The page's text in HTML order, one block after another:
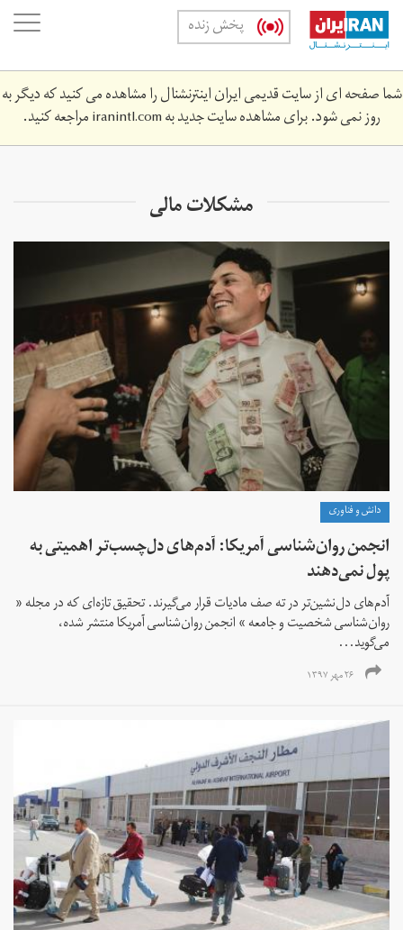
Skip
main
content
پخش زنده
شما صفحه ای از سایت قدیمی ایران اینترنشنال را مشاهده می کنید که دیگر به
روز نمی شود. برای مشاهده سایت جدید بهiranintl.comمراجعه کنید.
مشکلات مالی
دانش و فناوری
انجمن روان‌شناسی آمریکا: آدم‌های دل‌چسب‌تر اهمیتی به
پول نمی‌دهند
آدم‌های دل‌نشین‌تر در ته صف مادیات قرار می‌گیرند. تحقیق تازه‌ای که در مجله «
روان‌شناسی شخصیت و جامعه » انجمن روان‌شناسی آمریکا منتشر شده،
می‌گوید...
۲۶ مهر ۱۳۹۷